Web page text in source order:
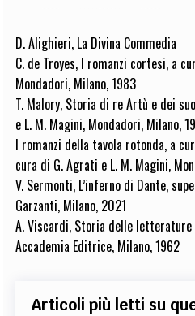
D. Alighieri, La Divina Commedia
C. de Troyes, I romanzi cortesi, a
Mondadori, Milano, 1983
T. Malory, Storia di re Artù e dei
e L. M. Magini, Mondadori, Milano,
I romanzi della tavola rotonda, a
cura di G. Agrati e L. M. Magini,
V. Sermonti, L’inferno di Dante,
Garzanti, Milano, 2021
A. Viscardi, Storia delle letterature
Accademia Editrice, Milano, 1962
Articoli più letti su